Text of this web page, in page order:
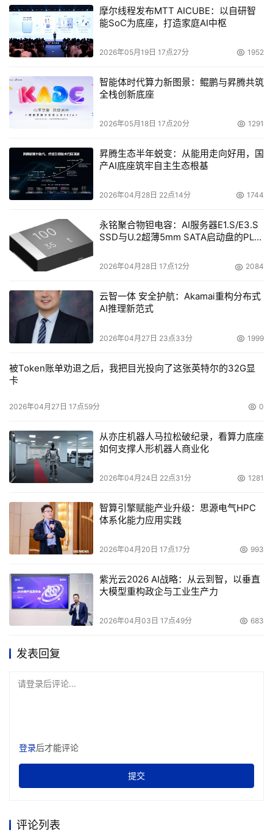
摩尔线程发布MTT AICUBE：以自研智
能SoC为底座，打造家庭AI中枢
2026年05月19日 17点27分 1952
智能体时代算力新图景：鲲鹏与昇腾共筑
全栈创新底座
2026年05月18日 17点20分 1291
昇腾生态半年蜕变：从能用走向好用，国
产AI底座筑牢自主生态根基
2026年04月28日 22点14分 1744
永铭聚合物钽电容：AI服务器E1.S/E3.S
SSD与U.2超薄5mm SATA启动盘的PLP
2026年04月28日 17点12分 2084
云智一体 安全护航：Akamai重构分布式
AI推理新范式
2026年04月27日 23点33分 1999
被Token账单劝退之后，我把目光投向了这张英特尔的32G显
卡
2026年04月27日 17点59分 0
从亦庄机器人马拉松破纪录，看算力底座
如何支撑人形机器人商业化
2026年04月24日 22点31分 1281
智算引擎赋能产业升级：思源电气HPC
体系化能力应用实践
2026年04月20日 17点17分 993
紫光云2026 AI战略：从云到智，以垂直
大模型重构政企与工业生产力
2026年04月03日 17点49分 683
发表回复
请登录后评论...
登录后才能评论
提交
评论列表